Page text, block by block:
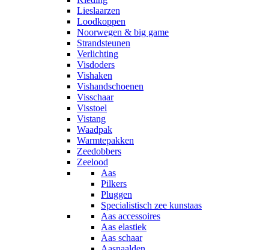
Lieslaarzen
Loodkoppen
Noorwegen & big game
Strandsteunen
Verlichting
Visdoders
Vishaken
Vishandschoenen
Visschaar
Visstoel
Vistang
Waadpak
Warmtepakken
Zeedobbers
Zeelood
Aas
Pilkers
Pluggen
Specialistisch zee kunstaas
Aas accessoires
Aas elastiek
Aas schaar